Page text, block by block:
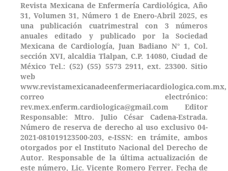
Revista Mexicana de Enfermería Cardiológica, Año
31, Volumen 31, Número 1 de Enero-Abril 2025, es
una publicación cuatrimestral con 3 números
anuales editado y publicado por la Sociedad
Mexicana de Cardiología, Juan Badiano N° 1, Col.
sección XVI, alcaldia Tlalpan, C.P. 14080, Ciudad de
México Tel.: (52) (55) 5573 2911, ext. 23300. Sitio
web
www.revistamexicanadeenfermeriacardiologica.com.mx,
correo electrónico:
rev.mex.enferm.cardiologica@gmail.com Editor
Responsable: Mtro. Julio César Cadena-Estrada.
Número de reserva de derecho al uso exclusivo 04-
2021-081019123500-203, e-ISSN: en trámite, ambos
otorgados por el Instituto Nacional del Derecho de
Autor. Responsable de la última actualización de
este número, Lic. Vicente Romero Ferrer. Fecha de